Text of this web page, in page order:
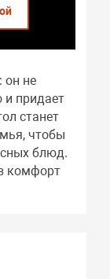
и
делая
он не
и придает
станет
чтобы
блюд.
комфорт